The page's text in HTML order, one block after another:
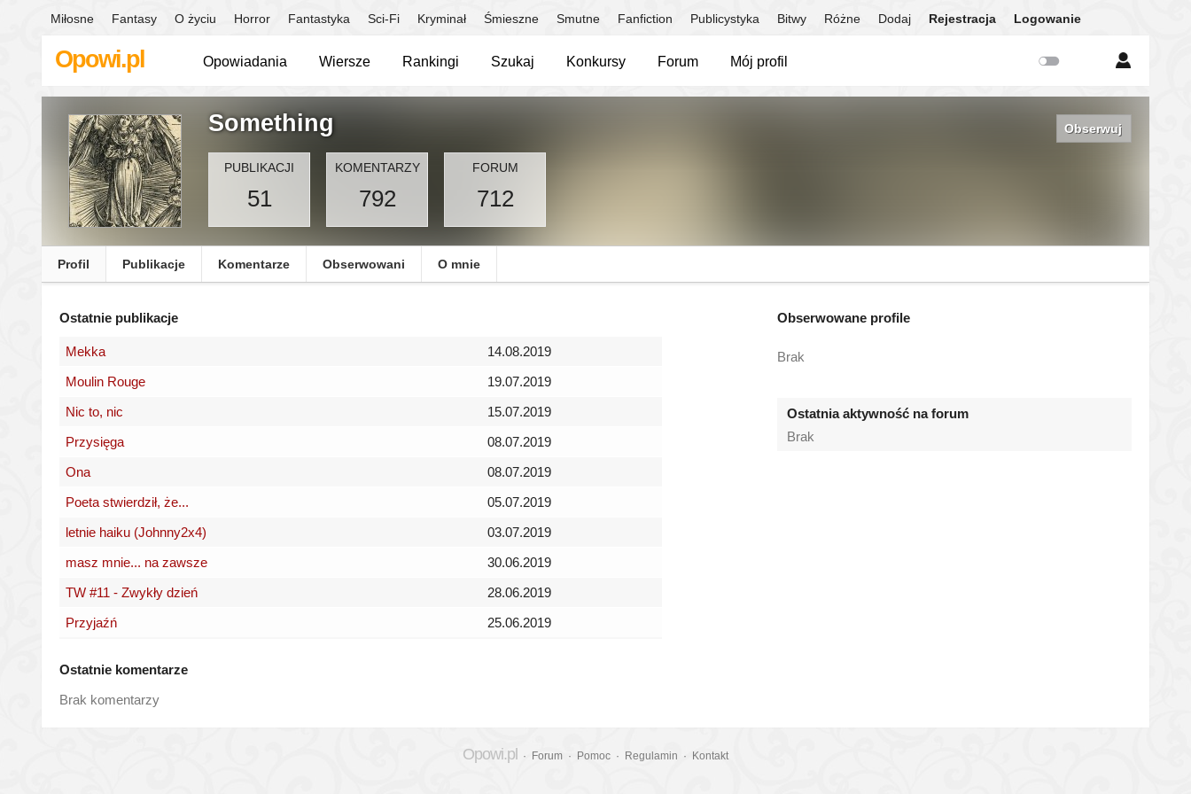
Miłosne Fantasy O życiu Horror Fantastyka Sci-Fi Kryminał Śmieszne Smutne Fanfiction Publicystyka Bitwy Różne Dodaj Rejestracja Logowanie
Opowi.pl Opowiadania Wiersze Rankingi Szukaj Konkursy Forum Mój profil
Something
PUBLIKACJI
51
KOMENTARZY
792
FORUM
712
Profil Publikacje Komentarze Obserwowani O mnie
Obserwuj
Ostatnie publikacje
Mekka
14.08.2019
Moulin Rouge
19.07.2019
Nic to, nic
15.07.2019
Przysięga
08.07.2019
Ona
08.07.2019
Poeta stwierdził, że...
05.07.2019
letnie haiku (Johnny2x4)
03.07.2019
masz mnie... na zawsze
30.06.2019
TW #11 - Zwykły dzień
28.06.2019
Przyjaźń
25.06.2019
Ostatnie komentarze
Brak komentarzy
Obserwowane profile
Brak
Ostatnia aktywność na forum
Brak
Opowi.pl · Forum · Pomoc · Regulamin · Kontakt